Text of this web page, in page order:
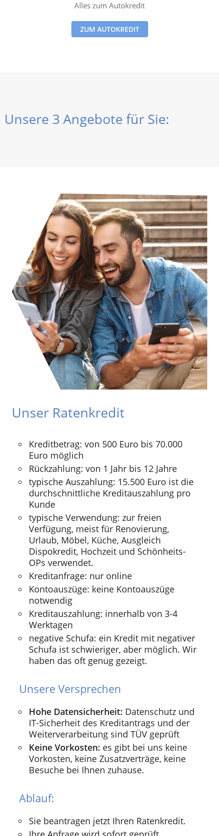
Alles zum Autokredit
ZUM AUTOKREDIT
Unsere 3 Angebote für Sie:
Unser Ratenkredit
Kreditbetrag: von 500 Euro bis 70.000
Euro möglich
Rückzahlung: von 1 Jahr bis 12 Jahre
typische Auszahlung: 15.500 Euro ist die
durchschnittliche Kreditauszahlung pro
Kunde
typische Verwendung: zur freien
Verfügung, meist für Renovierung,
Urlaub, Möbel, Küche, Ausgleich
Dispokredit, Hochzeit und Schönheits-
OPs verwendet.
Kreditanfrage: nur online
Kontoauszüge: keine Kontoauszüge
notwendig
Kreditauszahlung: innerhalb von 3-4
Werktagen
negative Schufa: ein Kredit mit negativer
Schufa ist schwieriger, aber möglich. Wir
haben das oft genug gezeigt.
Unsere Versprechen
Hohe Datensicherheit: Datenschutz und
IT-Sicherheit des Kreditantrags und der
Weiterverarbeitung sind TÜV geprüft
Keine Vorkosten: es gibt bei uns keine
Vorkosten, keine Zusatzverträge, keine
Besuche bei Ihnen zuhause.
Ablauf:
Sie beantragen jetzt Ihren Ratenkredit.